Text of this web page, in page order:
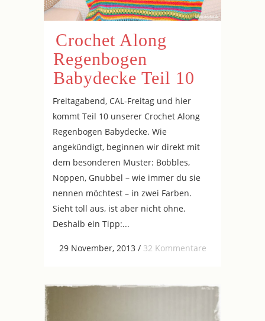
Crochet Along
Regenbogen
Babydecke Teil 10
Freitagabend, CAL-Freitag und hier
kommt Teil 10 unserer Crochet Along
Regenbogen Babydecke. Wie
angekündigt, beginnen wir direkt mit
dem besonderen Muster: Bobbles,
Noppen, Gnubbel – wie immer du sie
nennen möchtest – in zwei Farben.
Sieht toll aus, ist aber nicht ohne.
Deshalb ein Tipp:...
29 November, 2013/ 32 Kommentare